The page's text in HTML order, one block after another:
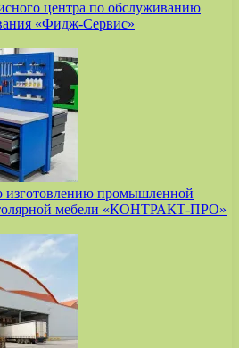
центра по обслуживанию
«Фидж-Сервис»
изготовлению промышленной
мебели «КОНТРАКТ-ПРО»